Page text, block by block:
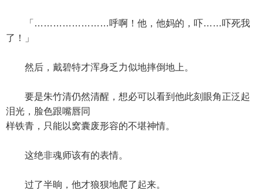
「……………………呼啊！他，他妈的，吓……吓死我
了！」
然后，戴碧特才浑身乏力似地摔倒地上。
要是朱竹清仍然清醒，想必可以看到他此刻眼角正泛起
泪光，脸色跟嘴唇同
样铁青，只能以窝囊废形容的不堪神情。
这绝非魂师该有的表情。
过了半晌，他才狼狈地爬了起来。